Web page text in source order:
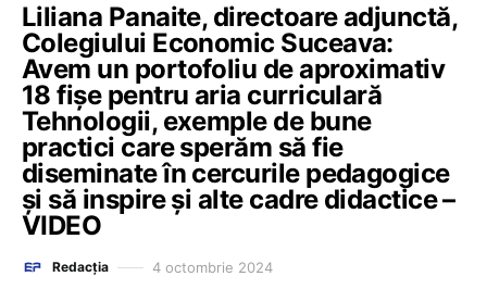
Liliana Panaite, directoare adjunctă,
Colegiului Economic Suceava:
Avem un portofoliu de aproximativ
18 fișe pentru aria curriculară
Tehnologii, exemple de bune
practici care sperăm să fie
diseminate în cercurile pedagogice
și să inspire și alte cadre didactice –
VIDEO
Redacția 4 octombrie 2024